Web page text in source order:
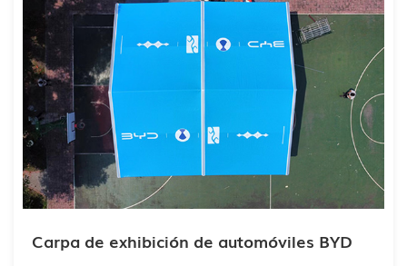
Carpa de exhibición de automóviles BYD